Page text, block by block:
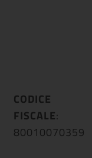
CODICE
FISCALE:
80010070359